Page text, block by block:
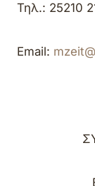
Τηλ.: 25210
Email: mzeit